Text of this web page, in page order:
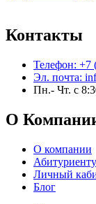
Контакты
Телефон: +7
Эл. почта:
Пн.- Чт. с
О
О компании
Абитуриенту
Личный
Блог